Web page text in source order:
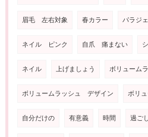
眉毛 左右対象 春カラー パラジ
ネイル ピンク 自爪 痛まない
ネイル 上げましょう ボリューム
ボリュームラッシュ デザイン ボリ
自分だけの 有意義 時間 過ご